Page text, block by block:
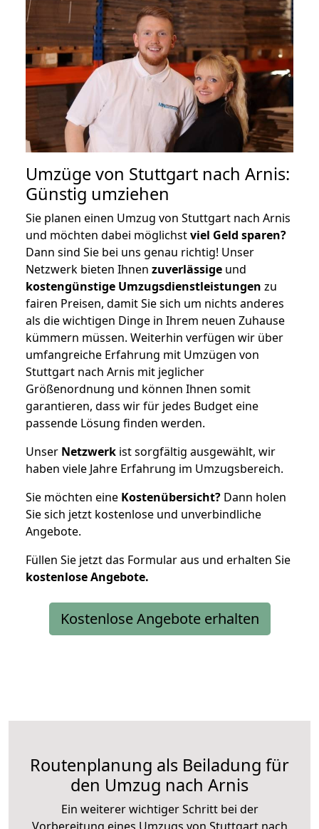
Umzüge von Stuttgart nach Arnis:
Günstig umziehen
Sie planen einen Umzug von Stuttgart nach Arnis
und möchten dabei möglichstviel Geld sparen?
Dann sind Sie bei uns genau richtig! Unser
Netzwerk bieten Ihnen zuverlässige und
kostengünstige Umzugsdienstleistungen zu
fairen Preisen, damit Sie sich um nichts anderes
als die wichtigen Dinge in Ihrem neuen Zuhause
kümmern müssen. Weiterhin verfügen wir über
umfangreiche Erfahrung mit Umzügen von
Stuttgart nach Arnis mit jeglicher
Größenordnung und können Ihnen somit
garantieren, dass wir für jedes Budget eine
passende Lösung finden werden.
Unser Netzwerk ist sorgfältig ausgewählt, wir
haben viele Jahre Erfahrung im Umzugsbereich.
Sie möchten eine Kostenübersicht? Dann holen
Sie sich jetzt kostenlose und unverbindliche
Angebote.
Füllen Sie jetzt das Formular aus und erhalten Sie
kostenloseAngebote.
Kostenlose Angebote erhalten
Routenplanung als Beiladung für
den Umzug nach Arnis
Ein weiterer wichtiger Schritt bei der